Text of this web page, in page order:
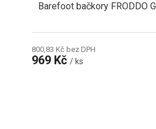
Barefoot bačkory FRODDO
800,83 Kč bez DPH
969 Kč/ ks